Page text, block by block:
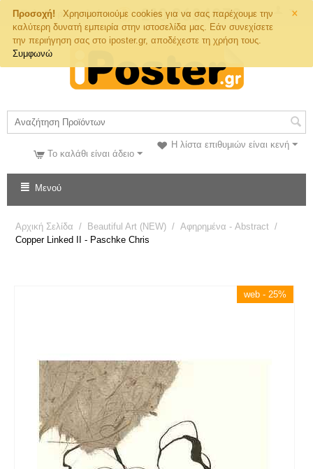
×
Προσοχή!
Χρησιμοποιούμε cookies για να σας παρέχουμε την
καλύτερη δυνατή εμπειρία στην ιστοσελίδα μας. Εάν συνεχίσετε
την περιήγηση σας στο iposter.gr, αποδέχεστε τη χρήση τους.
Συμφωνώ
Τηλ. Παραγγελιών
Η λίστα επιθυμιών είναι κενή
Το καλάθι είναι άδειο
Μενού
Αρχική Σελίδα / Beautiful Art (NEW) / Αφηρημένα - Abstract /
Copper Linked II - Paschke Chris
web - 25%